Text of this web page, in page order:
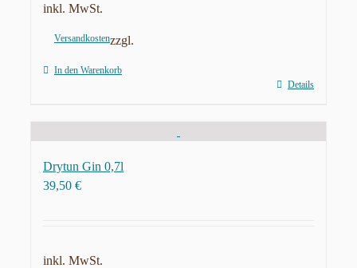
inkl. MwSt.
zzgl.
Versandkosten
In den Warenkorb
Details
Drytun Gin 0,7l
39,50 €
inkl. MwSt.